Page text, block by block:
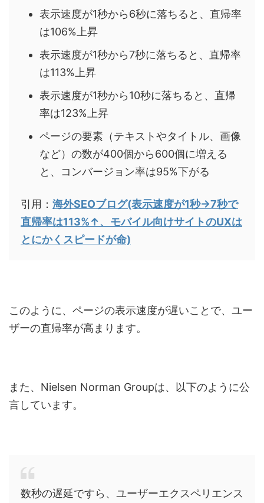
表示速度が1秒から6秒に落ちると、直帰率
は106%上昇
表示速度が1秒から7秒に落ちると、直帰率
は113%上昇
表示速度が1秒から10秒に落ちると、直帰
率は123%上昇
ページの要素（テキストやタイトル、画像
など）の数が400個から600個に増える
と、コンバージョン率は95%下がる
引用： 海外SEOブログ(表示速度が1秒→7秒で
直帰率は113%↑、モバイル向けサイトのUXは
とにかくスピードが命)
このように、ページの表示速度が遅いことで、ユー
ザーの直帰率が高まります。
また、Nielsen Norman Groupは、以下のように公
言しています。
数秒の遅延ですら、ユーザーエクスペリエンス